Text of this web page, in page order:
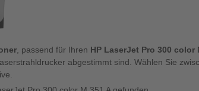
, passend für Ihren HP LaserJet Pro 300 color
abgestimmt sind. Wählen Sie